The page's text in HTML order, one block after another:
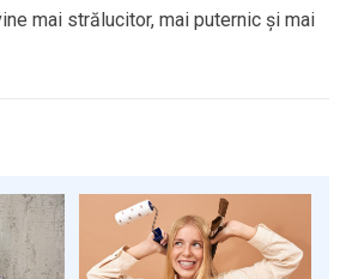
mai strălucitor, mai puternic și mai